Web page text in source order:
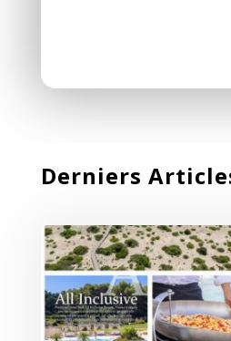
Derniers